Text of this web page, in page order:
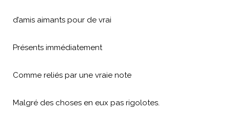
d’amis aimants pour de vrai
Présents immédiatement
Comme reliés par une vraie note
Malgré des choses en eux pas rigolotes.